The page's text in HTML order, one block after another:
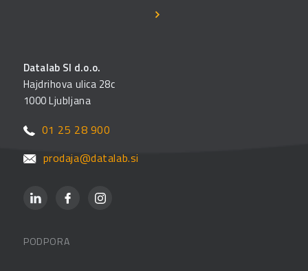
Datalab SI d.o.o.
Hajdrihova ulica 28c
1000 Ljubljana
01 25 28 900
prodaja@datalab.si
PODPORA